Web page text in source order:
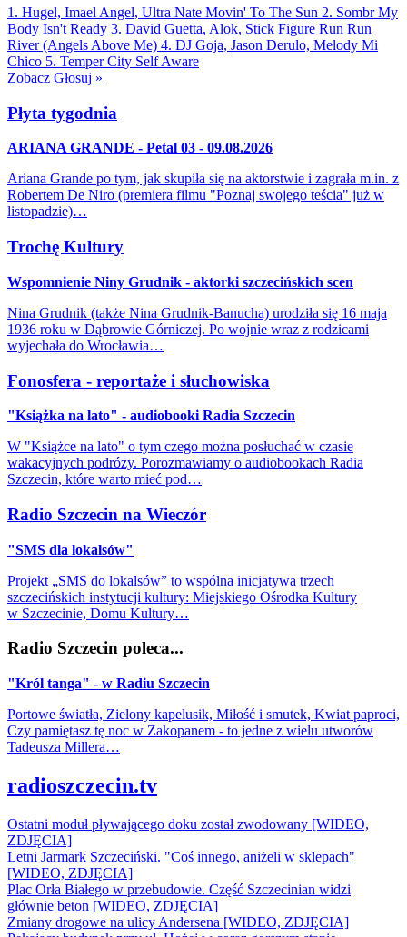
1. Hugel, Imael Angel, Ultra Nate Movin' To The Sun 2. Sombr My
Body Isn't Ready 3. David Guetta, Alok, Stick Figure Run Run
River (Angels Above Me) 4. DJ Goja, Jason Derulo, Melody Mi
Chico 5. Temper City Self Aware
Zobacz Głosuj »
Płyta tygodnia
ARIANA GRANDE - Petal 03 - 09.08.2026
Ariana Grande po tym, jak skupiła się na aktorstwie i zagrała m.in. z
Robertem De Niro (premiera filmu "Poznaj swojego teścia" już w
listopadzie)…
Trochę Kultury
Wspomnienie Niny Grudnik - aktorki szczecińskich scen
Nina Grudnik (także Nina Grudnik-Banucha) urodziła się 16 maja
1936 roku w Dąbrowie Górniczej. Po wojnie wraz z rodzicami
wyjechała do Wrocławia…
Fonosfera - reportaże i słuchowiska
"Książka na lato" - audiobooki Radia Szczecin
W "Książce na lato" o tym czego można posłuchać w czasie
wakacyjnych podróży. Porozmawiamy o audiobookach Radia
Szczecin, które warto mieć pod…
Radio Szczecin na Wieczór
"SMS dla lokalsów"
Projekt „SMS do lokalsów” to wspólna inicjatywa trzech
szczecińskich instytucji kultury: Miejskiego Ośrodka Kultury
w Szczecinie, Domu Kultury…
Radio Szczecin poleca...
"Król tanga" - w Radiu Szczecin
Portowe światła, Zielony kapelusik, Miłość i smutek, Kwiat paproci,
Czy pamiętasz tę noc w Zakopanem - to jedne z wielu utworów
Tadeusza Millera…
radioszczecin.tv
Ostatni moduł pływającego doku został zwodowany [WIDEO,
ZDJĘCIA]
Letni Jarmark Szczeciński. "Coś innego, aniżeli w sklepach"
[WIDEO, ZDJĘCIA]
Plac Orła Białego w przebudowie. Część Szczecinian widzi
głównie beton [WIDEO, ZDJĘCIA]
Zmiany drogowe na ulicy Andersena [WIDEO, ZDJĘCIA]